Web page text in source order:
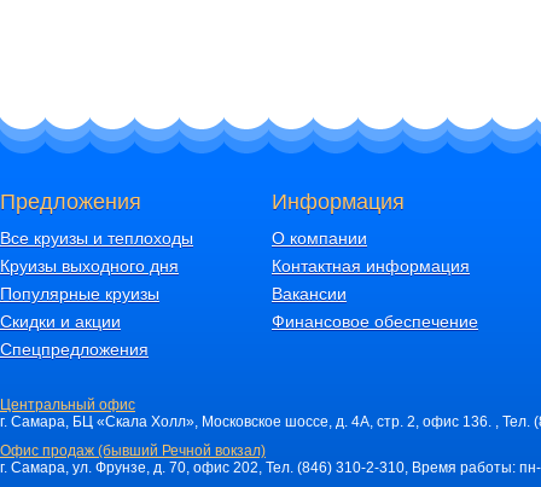
Предложения
Все круизы и теплоходы
Круизы выходного дня
Популярные круизы
Скидки и акции
Спецпредложения
Информация
О компании
Контактная информация
Вакансии
Финансовое обеспечение
Центральный офис
г. Самара, БЦ «Скала Холл», Московское шоссе, д. 4А, стр. 2, офис 136. ,
Офис продаж (бывший Речной вокзал)
г. Самара, ул. Фрунзе, д. 70, офис 202, Тел. (846) 310-2-310, Время работы: